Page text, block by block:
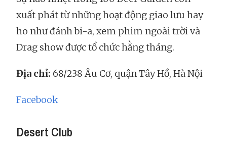
xuất phát từ những hoạt động giao lưu hay
ho như đánh bi-a, xem phim ngoài trời và
Drag show được tổ chức hằng tháng.
Địa chỉ: 68/238 Âu Cơ, quận Tây Hồ, Hà Nội
Facebook
Desert Club